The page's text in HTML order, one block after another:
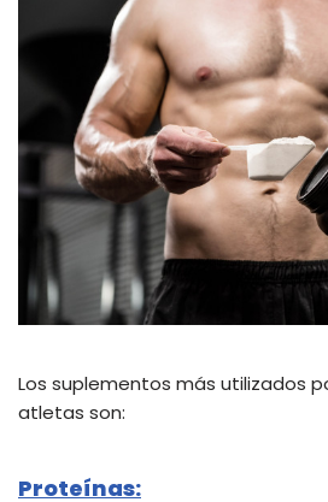
Los suplementos más utilizados
atletas son:
Proteínas: